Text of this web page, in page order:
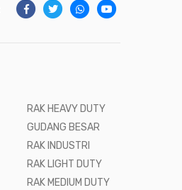
RAK HEAVY DUTY
GUDANG BESAR
RAK INDUSTRI
RAK LIGHT DUTY
RAK MEDIUM DUTY